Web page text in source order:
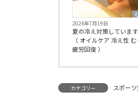
2026年7月19日
夏の冷え対策していま
（ オイルケア 冷え性
疲労回復 ）
カテゴリー スポー